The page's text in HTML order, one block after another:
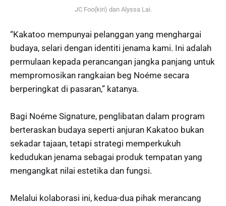
JC Foo(kiri) dan Alyssa Lai.
“Kakatoo mempunyai pelanggan yang menghargai
budaya, selari dengan identiti jenama kami. Ini adalah
permulaan kepada perancangan jangka panjang untuk
mempromosikan rangkaian beg Noéme secara
berperingkat di pasaran,” katanya.
Bagi Noéme Signature, penglibatan dalam program
berteraskan budaya seperti anjuran Kakatoo bukan
sekadar tajaan, tetapi strategi memperkukuh
kedudukan jenama sebagai produk tempatan yang
mengangkat nilai estetika dan fungsi.
Melalui kolaborasi ini, kedua-dua pihak merancang